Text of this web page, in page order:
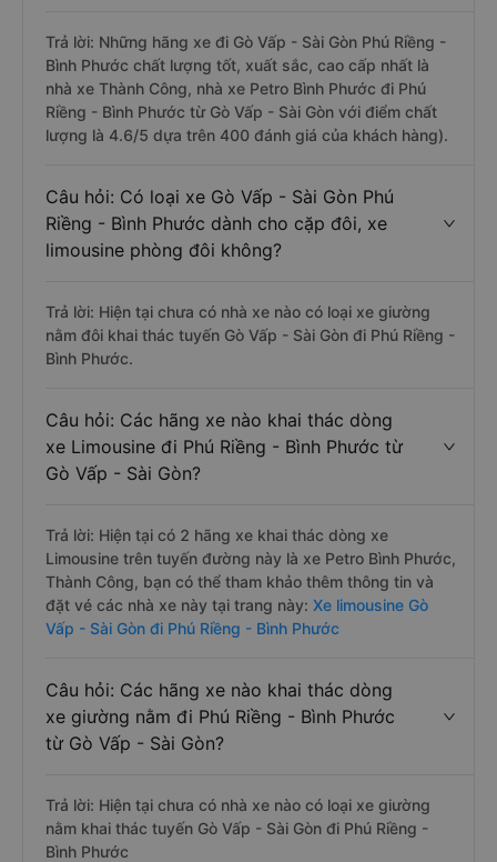
Trả lời: Những hãng xe đi Gò Vấp - Sài Gòn Phú Riềng -
Bình Phước chất lượng tốt, xuất sắc, cao cấp nhất là
nhà xe Thành Công, nhà xe Petro Bình Phước đi Phú
Riềng - Bình Phước từ Gò Vấp - Sài Gòn với điểm chất
lượng là 4.6/5 dựa trên 400 đánh giá của khách hàng).
Câu hỏi: Có loại xe Gò Vấp - Sài Gòn Phú
Riềng - Bình Phước dành cho cặp đôi, xe
limousine phòng đôi không?
Trả lời: Hiện tại chưa có nhà xe nào có loại xe giường
nằm đôi khai thác tuyến Gò Vấp - Sài Gòn đi Phú Riềng -
Bình Phước.
Câu hỏi: Các hãng xe nào khai thác dòng
xe Limousine đi Phú Riềng - Bình Phước từ
Gò Vấp - Sài Gòn?
Trả lời: Hiện tại có 2 hãng xe khai thác dòng xe
Limousine trên tuyến đường này là xe Petro Bình Phước,
Thành Công, bạn có thể tham khảo thêm thông tin và
đặt vé các nhà xe này tại trang này: Xe limousine Gò
Vấp - Sài Gòn đi Phú Riềng - Bình Phước
Câu hỏi: Các hãng xe nào khai thác dòng
xe giường nằm đi Phú Riềng - Bình Phước
từ Gò Vấp - Sài Gòn?
Trả lời: Hiện tại chưa có nhà xe nào có loại xe giường
nằm khai thác tuyến Gò Vấp - Sài Gòn đi Phú Riềng -
Bình Phước